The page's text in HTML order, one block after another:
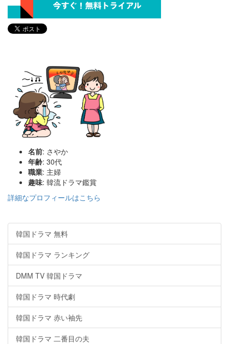
名前: さやか
年齢: 30代
職業: 主婦
趣味: 韓流ドラマ鑑賞
詳細なプロフィールはこちら
韓国ドラマ 無料
韓国ドラマ ランキング
DMM TV 韓国ドラマ
韓国ドラマ 時代劇
韓国ドラマ 赤い袖先
韓国ドラマ 二番目の夫